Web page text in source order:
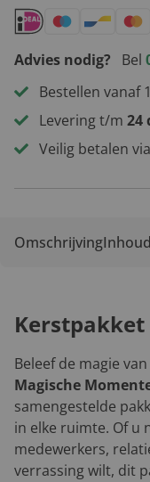
Advies nodig? Bel
Bestellen vanaf
Levering t/m 24
Veilig betalen
OmschrijvingInhoud
Beleef de magie
Magische
samengestelde
in elke ruimte. Of u
medewerkers,
verrassing wilt, dit